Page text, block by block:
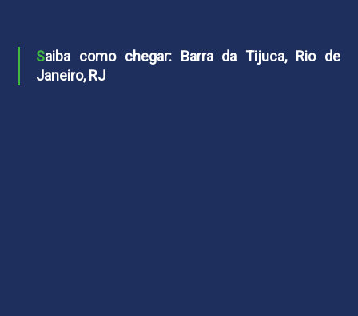
Saiba como chegar: Barra da Tijuca, Rio de
Janeiro, RJ